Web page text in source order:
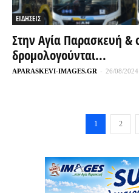
ΕΙΔΗΣΕΙΣ
Στην Αγία Παρασκευή
δρομολογούνται...
APARASKEVI-IMAGES.GR - 26/08/2024
1 2